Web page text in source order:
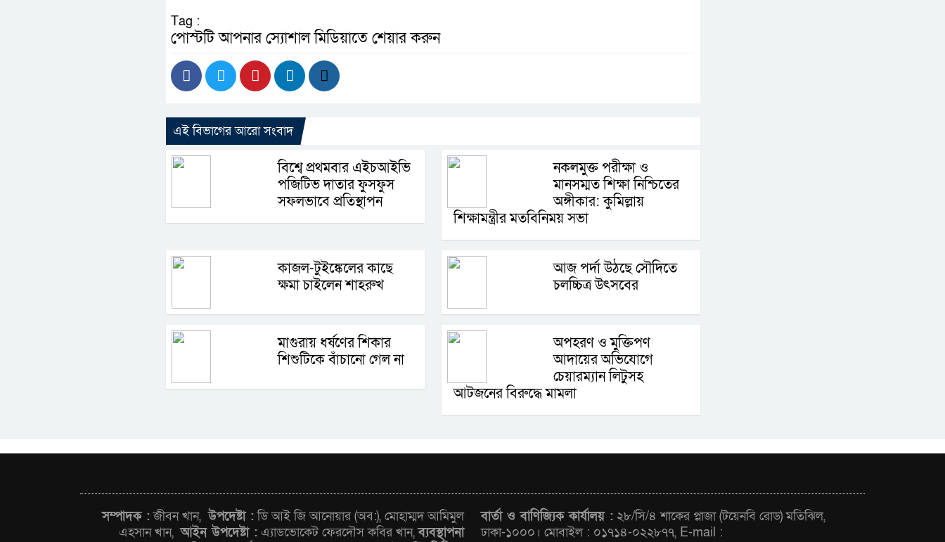
Tag :
পোস্টটি আপনার স্যোশাল মিডিয়াতে শেয়ার করুন
এই বিভাগের আরো সংবাদ
বিশ্বে প্রথমবার এইচআইভি
পজিটিভ দাতার ফুসফুস
সফলভাবে প্রতিস্থাপন
নকলমুক্ত পরীক্ষা ও
মানসম্মত শিক্ষা নিশ্চিতের
অঙ্গীকার: কুমিল্লায়
শিক্ষামন্ত্রীর মতবিনিময় সভা
কাজল-টুইঙ্কেলের কাছে
ক্ষমা চাইলেন শাহরুখ
আজ পর্দা উঠছে সৌদিতে
চলচ্চিত্র উৎসবের
মাগুরায় ধর্ষণের শিকার
শিশুটিকে বাঁচানো গেল না
অপহরণ ও মুক্তিপণ
আদায়ের অভিযোগে
চেয়ারম্যান লিটুসহ
আটজনের বিরুদ্ধে মামলা
সম্পাদক :জীবন খান,উপদেষ্টা :ডি আই জি আনোয়ার (অব:), মোহাম্মদ আমিমুল
এহসান খান,আইন উপদেষ্টা : এ্যাডভোকেট ফেরদৌস কবির খান,ব্যবস্থাপনা
বার্তা ও বাণিজ্যিক কার্যালয় : ২৮/সি/৪ শাকের প্লাজা (টয়েনবি রোড) মতিঝিল,
ঢাকা-১০০০। মোবাইল : ০১৭১৪-০২২৮৭৭, E-mail :